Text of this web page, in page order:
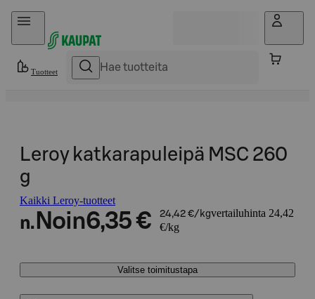
Hyppää sisältöön
Tuotteet
Leroy katkarapuleipä MSC 260
g
Kaikki Leroy-tuotteet
n. Noin6,35 € 24,42 €/kgvertailuhinta 24,42
€/kg
Valitse toimitustapa